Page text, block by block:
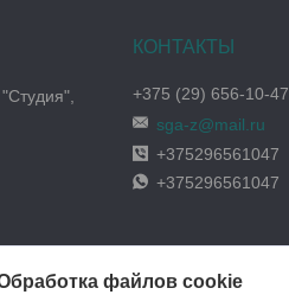
+375 (29) 656-10-47
sga-z@mail.ru
+375296561047
+375296561047
файлов cookie